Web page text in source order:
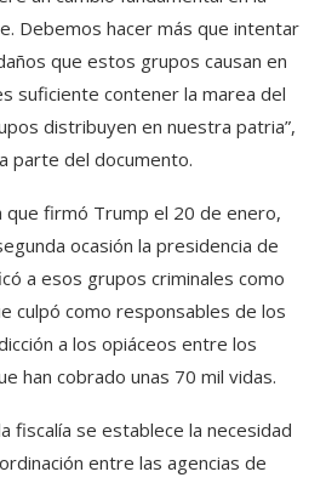
Debemos hacer más que intentar
que estos grupos causan en
suficiente contener la marea del
distribuyen en nuestra patria”,
parte del documento.
que firmó Trump el 20 de enero,
ocasión la presidencia de
a esos grupos criminales como
culpó como responsables de los
a los opiáceos entre los
han cobrado unas 70 mil vidas.
fiscalía se establece la necesidad
entre las agencias de